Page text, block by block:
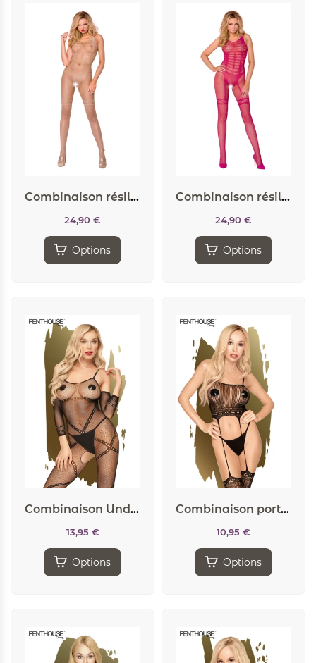
Combinaison résille CA005 – Chair
24,90 €
Options
Combinaison résille CA005 – Fuchsia
24,90 €
Options
Combinaison Under Arrest noire – Penthouse
13,95 €
Options
Combinaison porte-jarretelles Sex dealer – Penthouse
10,95 €
Options